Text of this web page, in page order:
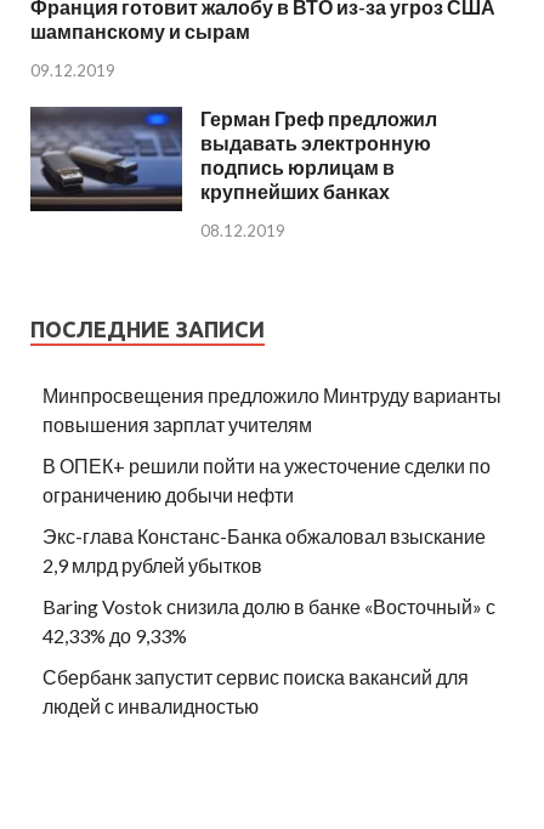
Франция готовит жалобу в ВТО из-за угроз США
шампанскому и сырам
09.12.2019
Герман Греф предложил
выдавать электронную
подпись юрлицам в
крупнейших банках
08.12.2019
ПОСЛЕДНИЕ ЗАПИСИ
Минпросвещения предложило Минтруду варианты
повышения зарплат учителям
В ОПЕК+ решили пойти на ужесточение сделки по
ограничению добычи нефти
Экс-глава Констанс-Банка обжаловал взыскание
2,9 млрд рублей убытков
Baring Vostok снизила долю в банке «Восточный» с
42,33% до 9,33%
Сбербанк запустит сервис поиска вакансий для
людей с инвалидностью